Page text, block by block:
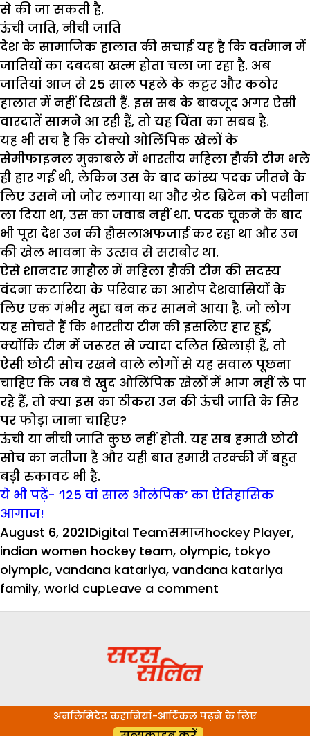
से की जा सकती है.
ऊंची जाति, नीची जाति
देश के सामाजिक हालात की सचाई यह है कि वर्तमान में
जातियों का दबदबा खत्म होता चला जा रहा है. अब
जातियां आज से 25 साल पहले के कट्टर और कठोर
हालात में नहीं दिखती हैं. इस सब के बावजूद अगर ऐसी
वारदातें सामने आ रही हैं, तो यह चिंता का सबब है.
यह भी सच है कि टोक्यो ओलिंपिक खेलों के
सेमीफाइनल मुकाबले में भारतीय महिला हौकी टीम भले
ही हार गई थी, लेकिन उस के बाद कांस्य पदक जीतने के
लिए उसने जो जोर लगाया था और ग्रेट ब्रिटेन को पसीना
ला दिया था, उस का जवाब नहीं था. पदक चूकने के बाद
भी पूरा देश उन की हौसलाअफजाई कर रहा था और उन
की खेल भावना के उत्सव से सराबोर था.
ऐसे शानदार माहौल में महिला हौकी टीम की सदस्य
वंदना कटारिया के परिवार का आरोप‌ देशवासियों के
लिए एक गंभीर मुद्दा बन कर सामने आया है. जो लोग
यह सोचते हैं कि भारतीय टीम की इसलिए हार हुई,
क्योंकि टीम में जरूरत से ज्यादा दलित खिलाड़ी हैं, तो
ऐसी छोटी सोच रखने वाले लोगों से यह सवाल पूछना
चाहिए कि जब वे खुद ओलिंपिक खेलों में भाग नहीं ले पा
रहे हैं, तो क्या इस का ठीकरा उन की ऊंची जाति के सिर
पर फोड़ा जाना चाहिए?
ऊंची या नीची जाति कुछ नहीं होती. यह सब हमारी छोटी
सोच का नतीजा है और यही बात हमारी तरक्की में बहुत
बड़ी रुकावट भी है.
ये भी पढ़ें- ‘125 वां साल ओलंपिक’ का ऐतिहासिक
आगाज!
Posted
on
August 6, 2021Author
Digital TeamCategories
समाजTags
hockey Player,
indian women hockey team, olympic, tokyo
olympic, vandana katariya, vandana katariya
family, world cupLeave a comment
हकदार
अनलिमिटेड कहानियां-आर्टिकल पढ़ने के लिए